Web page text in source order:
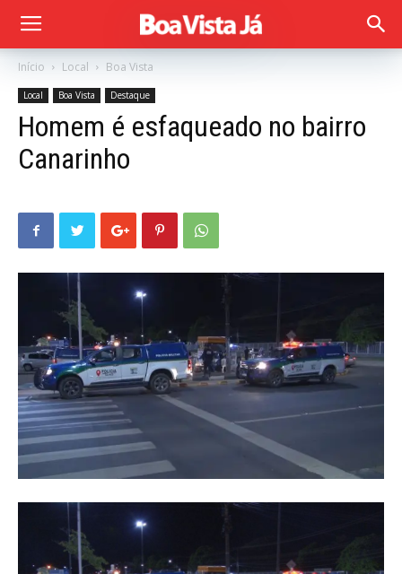
Início Local Boa Vista
Local Boa Vista Destaque
Homem é esfaqueado no bairro
Canarinho